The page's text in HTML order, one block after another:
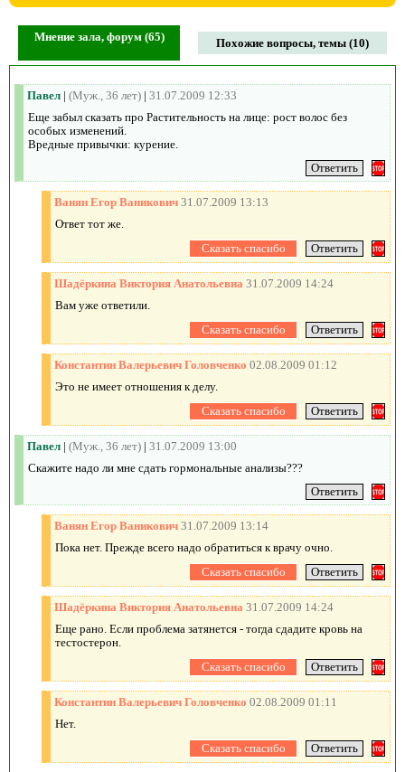
Мнение зала, форум (65) Похожие вопросы, темы (10)
Павел | (Муж., 36 лет) | 31.07.2009 12:33
Еще забыл сказать про Растительность на лице: рост волос без
особых изменений.
Вредные привычки: курение.
Ванян Егор Ваникович 31.07.2009 13:13
Ответ тот же.
Шадёркина Виктория Анатольевна 31.07.2009 14:24
Вам уже ответили.
Константин Валерьевич Головченко 02.08.2009 01:12
Это не имеет отношения к делу.
Павел | (Муж., 36 лет) | 31.07.2009 13:00
Cкажите надо ли мне сдать гормональные анализы???
Ванян Егор Ваникович 31.07.2009 13:14
Пока нет. Прежде всего надо обратиться к врачу очно.
Шадёркина Виктория Анатольевна 31.07.2009 14:24
Еще рано. Если проблема затянется - тогда сдадите кровь на
тестостерон.
Константин Валерьевич Головченко 02.08.2009 01:11
Нет.